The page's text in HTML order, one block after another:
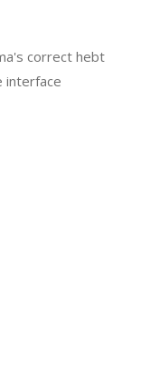
correct hebt
interface